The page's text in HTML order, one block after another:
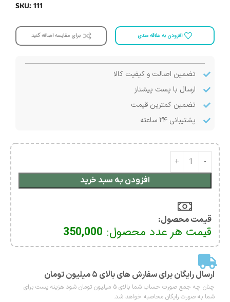
SKU: 111
افزودن به علاقه مندی برای مقایسه اضافه کنید
تضمین اصالت و کیفیت کالا
ارسال با پست پیشتاز
تضمین کمترین قیمت
پشتیبانی ۲۴ ساعته
افزودن به سبد خرید
قیمت محصول:​
قیمت هر عدد محصول: 350,000
ارسال رایگان برای سفارش های بالای ۵ میلیون تومان
چنان چه جمع صورت حساب شما بالای 5 میلیون تومان شود هزینه پست برای
شما به صورت رایگان محاصبه خواهد شد.